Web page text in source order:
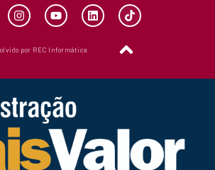
por REC Informática